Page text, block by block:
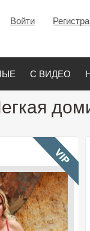
Войти
С ВИДЕО